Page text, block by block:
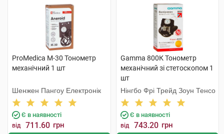
ProMedica М-30 Тонометр
механічний 1 шт
Шенжен Пангоу Електронік
Є в наявності
від 711.60 грн
Gamma 800К Тонометр
механічний зі стетоскопом 1
шт
Нінгбо Фрі Трейд Зоун Тенсо
Є в наявності
від 743.20 грн